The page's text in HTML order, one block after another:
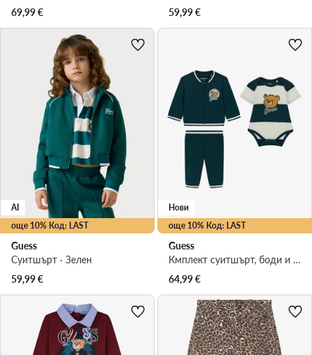
69,99€
59,99€
още 10% Код: LAST
AI
Guess
Суитшърт · Зелен
59,99€
още 10% Код: LAST
Нови
Guess
Кмплект суитшърт, боди и спортни панталони · Тъмнозелен
64,99€